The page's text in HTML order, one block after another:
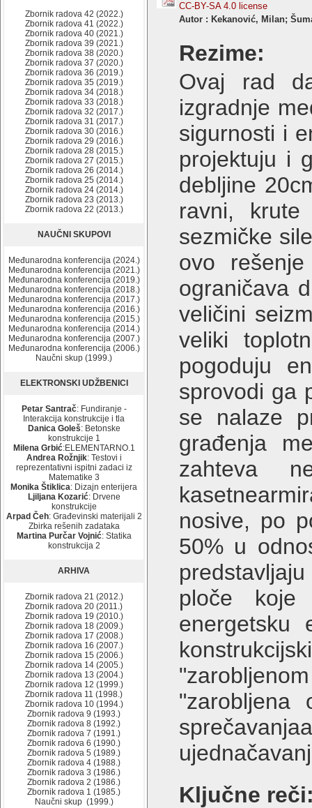
Zbornik radova 42 (2022.)
Zbornik radova 41 (2022.)
Zbornik radova 40 (2021.)
Zbornik radova 39 (2021.)
Zbornik radova 38 (2020.)
Zbornik radova 37 (2020.)
Zbornik radova 36 (2019.)
Zbornik radova 35 (2019.)
Zbornik radova 34 (2018.)
Zbornik radova 33 (2018.)
Zbornik radova 32 (2017.)
Zbornik radova 31 (2017.)
Zbornik radova 30 (2016.)
Zbornik radova 29 (2016.)
Zbornik radova 28 (2015.)
Zbornik radova 27 (2015.)
Zbornik radova 26 (2014.)
Zbornik radova 25 (2014.)
Zbornik radova 24 (2014.)
Zbornik radova 23 (2013.)
Zbornik radova 22 (2013.)
NAUČNI SKUPOVI
Međunarodna konferencija (2024.)
Međunarodna konferencija (2021.)
Međunarodna konferencija (2019.)
Međunarodna konferencija (2018.)
Međunarodna konferencija (2017.)
Međunarodna konferencija (2016.)
Međunarodna konferencija (2015.)
Međunarodna konferencija (2014.)
Međunarodna konferencija (2007.)
Međunarodna konferencija (2006.)
Naučni skup (1999.)
ELEKTRONSKI UDŽBENICI
Petar Santrač: Fundiranje -
Interakcija konstrukcije i tla
Danica Goleš: Betonske
konstrukcije 1
Milena Grbić:ELEMENTARNO.1
Andrea Rožnjik: Testovi i
reprezentativni ispitni zadaci iz
Matematike 3
Monika Štiklica: Dizajn enterijera
Ljiljana Kozarić: Drvene
konstrukcije
Arpad Čeh: Građevinski materijali 2
Zbirka rešenih zadataka
Martina Purčar Vojnić: Statika
konstrukcija 2
ARHIVA
Zbornik radova 21 (2012.)
Zbornik radova 20 (2011.)
Zbornik radova 19 (2010.)
Zbornik radova 18 (2009.)
Zbornik radova 17 (2008.)
Zbornik radova 16 (2007.)
Zbornik radova 15 (2006.)
Zbornik radova 14 (2005.)
Zbornik radova 13 (2004.)
Zbornik radova 12 (1999.)
Zbornik radova 11 (1998.)
Zbornik radova 10 (1994.)
Zbornik radova 9 (1993.)
Zbornik radova 8 (1992.)
Zbornik radova 7 (1991.)
Zbornik radova 6 (1990.)
Zbornik radova 5 (1989.)
Zbornik radova 4 (1988.)
Zbornik radova 3 (1986.)
Zbornik radova 2 (1986.)
Zbornik radova 1 (1985.)
Naučni skup (1999.)
CC-BY-SA 4.0 license
Autor : Kekanović, Milan;
Rezime:
Ovaj rad
izgradnje
sigurnosti i
projektuju i
debljine
ravni,
sezmičke
ovo
ograničava
veličini
veliki
pogoduju
sprovodi ga
se nalaze
građenja
zahteva
nosive, po
50% u
ploče koje
energetsku
"zarobljena
Ključne